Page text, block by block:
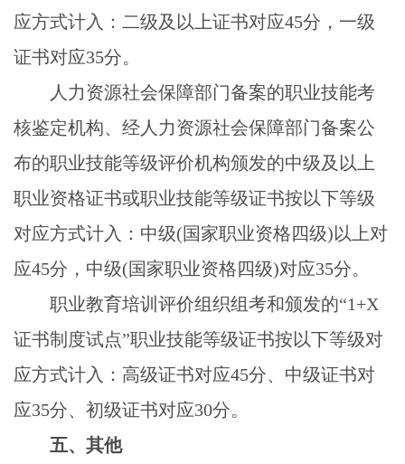
应方式计入：二级及以上证书对应45分，一级
证书对应35分。
人力资源社会保障部门备案的职业技能考
核鉴定机构、经人力资源社会保障部门备案公
布的职业技能等级评价机构颁发的中级及以上
职业资格证书或职业技能等级证书按以下等级
对应方式计入：中级(国家职业资格四级)以上对
应45分，中级(国家职业资格四级)对应35分。
职业教育培训评价组织组考和颁发的“1+X
证书制度试点”职业技能等级证书按以下等级对
应方式计入：高级证书对应45分、中级证书对
应35分、初级证书对应30分。
五、其他